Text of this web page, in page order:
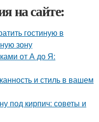
на сайте:
гостиную в
зону
от А до Я:
и стиль в вашем
под кирпич: советы и